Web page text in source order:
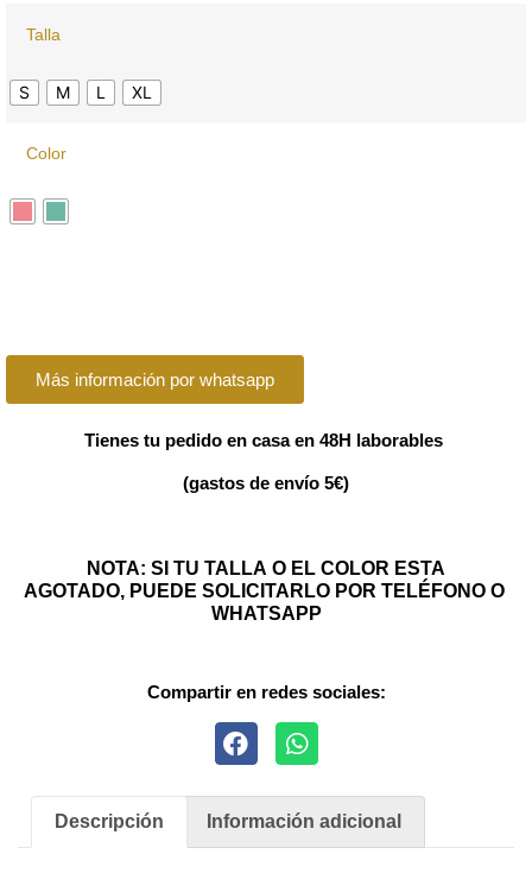
Talla
S M L XL
Color
Más información por whatsapp
Tienes tu pedido en casa en 48H laborables
(gastos de envío 5€)
NOTA: SI TU TALLA O EL COLOR ESTA
AGOTADO, PUEDE SOLICITARLO POR TELÉFONO O
WHATSAPP
Compartir en redes sociales:
Descripción Información adicional